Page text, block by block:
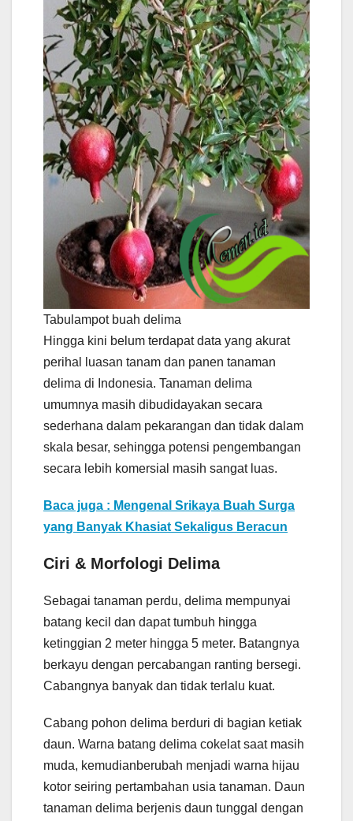
Tabulampot buah delima
Hingga kini belum terdapat data yang akurat
perihal luasan tanam dan panen tanaman
delima di Indonesia. Tanaman delima
umumnya masih dibudidayakan secara
sederhana dalam pekarangan dan tidak dalam
skala besar, sehingga potensi pengembangan
secara lebih komersial masih sangat luas.
Baca juga : Mengenal Srikaya Buah Surga
yang Banyak Khasiat Sekaligus Beracun
Ciri & Morfologi Delima
Sebagai tanaman perdu, delima mempunyai
batang kecil dan dapat tumbuh hingga
ketinggian 2 meter hingga 5 meter. Batangnya
berkayu dengan percabangan ranting bersegi.
Cabangnya banyak dan tidak terlalu kuat.
Cabang pohon delima berduri di bagian ketiak
daun. Warna batang delima cokelat saat masih
muda, kemudianberubah menjadi warna hijau
kotor seiring pertambahan usia tanaman. Daun
tanaman delima berjenis daun tunggal dengan